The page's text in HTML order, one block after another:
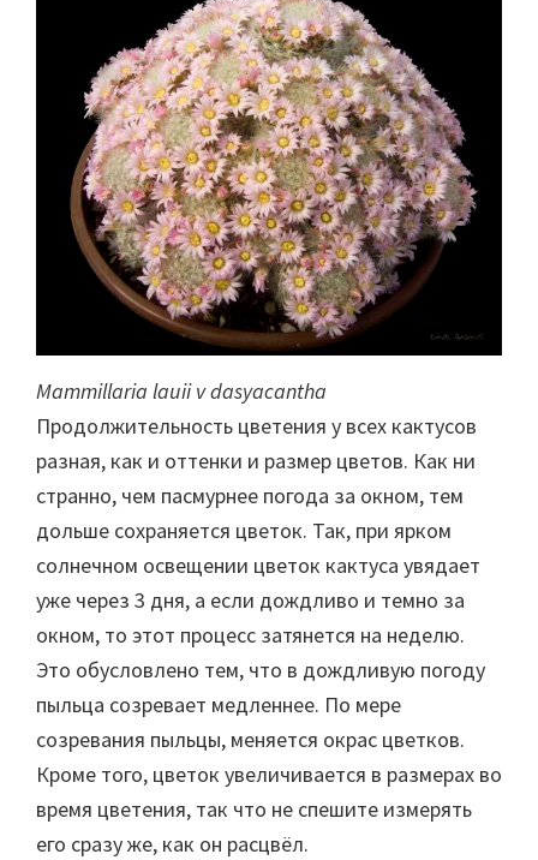
Mammillaria lauii v dasyacantha
Продолжительность цветения у всех кактусов
разная, как и оттенки и размер цветов. Как ни
странно, чем пасмурнее погода за окном, тем
дольше сохраняется цветок. Так, при ярком
солнечном освещении цветок кактуса увядает
уже через 3 дня, а если дождливо и темно за
окном, то этот процесс затянется на неделю.
Это обусловлено тем, что в дождливую погоду
пыльца созревает медленнее. По мере
созревания пыльцы, меняется окрас цветков.
Кроме того, цветок увеличивается в размерах во
время цветения, так что не спешите измерять
его сразу же, как он расцвёл.